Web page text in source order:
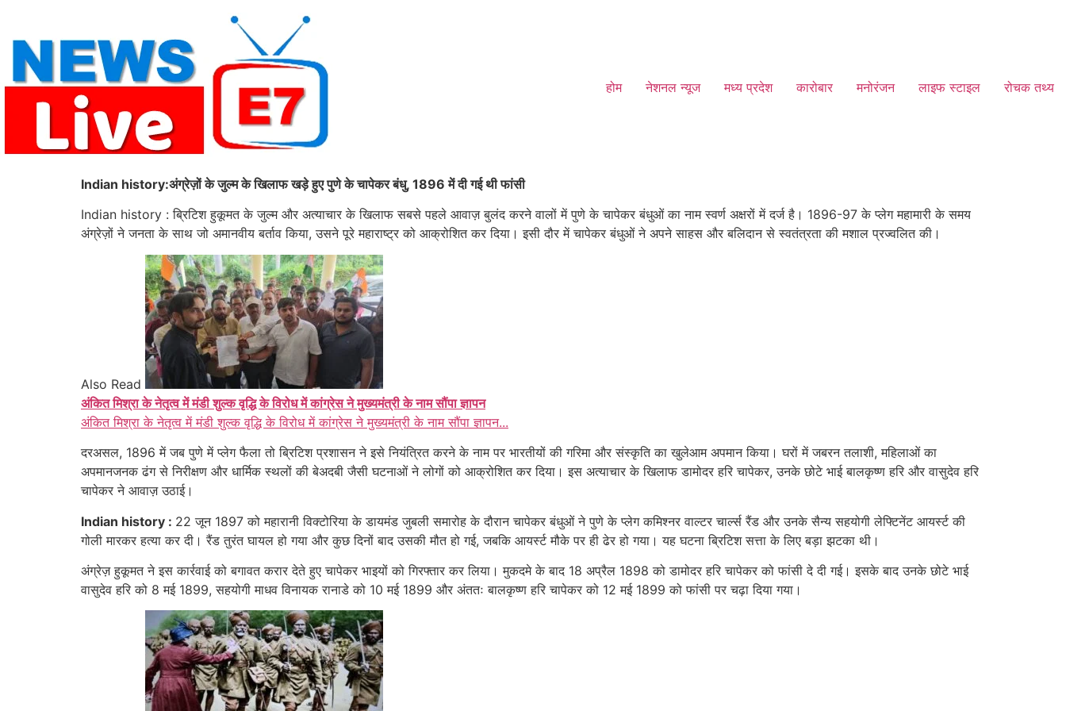
content
होम नेशनल न्यूज मध्य प्रदेश कारोबार मनोरंजन लाइफ स्टाइल रोचक तथ्य
Indian history:अंग्रेज़ों के जुल्म के खिलाफ खड़े हुए पुणे के चापेकर बंधु, 1896 में दी गई थी फांसी
Indian history : ब्रिटिश हुकूमत के जुल्म और अत्याचार के खिलाफ सबसे पहले आवाज़ बुलंद करने वालों में पुणे के चापेकर बंधुओं का नाम स्वर्ण अक्षरों में दर्ज है। 1896-97 के प्लेग महामारी के समय
अंग्रेज़ों ने जनता के साथ जो अमानवीय बर्ताव किया, उसने पूरे महाराष्ट्र को आक्रोशित कर दिया। इसी दौर में चापेकर बंधुओं ने अपने साहस और बलिदान से स्वतंत्रता की मशाल प्रज्वलित की।
Also Read
अंकित मिश्रा के नेतृत्व में मंडी शुल्क वृद्धि के विरोध में कांग्रेस ने मुख्यमंत्री के नाम सौंपा ज्ञापन
अंकित मिश्रा के नेतृत्व में मंडी शुल्क वृद्धि के विरोध में कांग्रेस ने मुख्यमंत्री के नाम सौंपा ज्ञापन...
दरअसल, 1896 में जब पुणे में प्लेग फैला तो ब्रिटिश प्रशासन ने इसे नियंत्रित करने के नाम पर भारतीयों की गरिमा और संस्कृति का खुलेआम अपमान किया। घरों में जबरन तलाशी, महिलाओं का
अपमानजनक ढंग से निरीक्षण और धार्मिक स्थलों की बेअदबी जैसी घटनाओं ने लोगों को आक्रोशित कर दिया। इस अत्याचार के खिलाफ डामोदर हरि चापेकर, उनके छोटे भाई बालकृष्ण हरि और वासुदेव हरि
चापेकर ने आवाज़ उठाई।
Indian history : 22 जून 1897 को महारानी विक्टोरिया के डायमंड जुबली समारोह के दौरान चापेकर बंधुओं ने पुणे के प्लेग कमिश्नर वाल्टर चार्ल्स रैंड और उनके सैन्य सहयोगी लेफ्टिनेंट आयर्स्ट की
गोली मारकर हत्या कर दी। रैंड तुरंत घायल हो गया और कुछ दिनों बाद उसकी मौत हो गई, जबकि आयर्स्ट मौके पर ही ढेर हो गया। यह घटना ब्रिटिश सत्ता के लिए बड़ा झटका थी।
अंग्रेज़ हुकूमत ने इस कार्रवाई को बगावत करार देते हुए चापेकर भाइयों को गिरफ्तार कर लिया। मुकदमे के बाद 18 अप्रैल 1898 को डामोदर हरि चापेकर को फांसी दे दी गई। इसके बाद उनके छोटे भाई
वासुदेव हरि को 8 मई 1899, सहयोगी माधव विनायक रानाडे को 10 मई 1899 और अंततः बालकृष्ण हरि चापेकर को 12 मई 1899 को फांसी पर चढ़ा दिया गया।